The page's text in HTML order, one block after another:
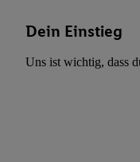
Dein Einstieg
Uns ist wichtig, dass